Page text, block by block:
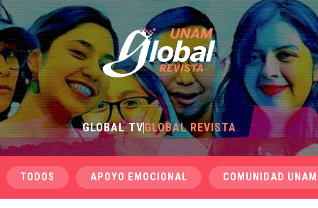
GLOBAL TVGLOBAL REVISTA
TODOS APOYO EMOCIONAL COMUNIDAD UNAM